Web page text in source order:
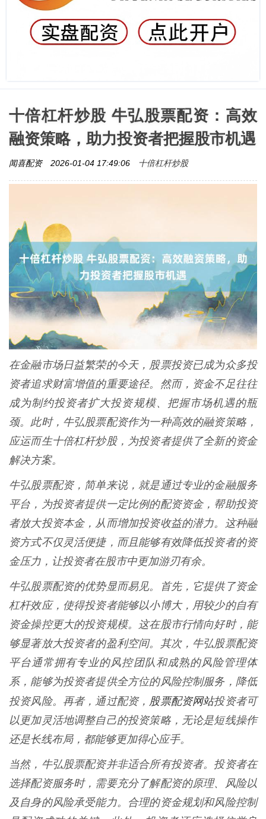
十倍杠杆炒股 牛弘股票配资：高效
融资策略，助力投资者把握股市机遇
闻喜配资 2026-01-04 17:49:06 十倍杠杆炒股
在金融市场日益繁荣的今天，股票投资已成为众多投
资者追求财富增值的重要途径。然而，资金不足往往
成为制约投资者扩大投资规模、把握市场机遇的瓶
颈。此时，牛弘股票配资作为一种高效的融资策略，
应运而生十倍杠杆炒股，为投资者提供了全新的资金
解决方案。
牛弘股票配资，简单来说，就是通过专业的金融服务
平台，为投资者提供一定比例的配资资金，帮助投资
者放大投资本金，从而增加投资收益的潜力。这种融
资方式不仅灵活便捷，而且能够有效降低投资者的资
金压力，让投资者在股市中更加游刃有余。
牛弘股票配资的优势显而易见。首先，它提供了资金
杠杆效应，使得投资者能够以小博大，用较少的自有
资金操控更大的投资规模。这在股市行情向好时，能
够显著放大投资者的盈利空间。其次，牛弘股票配资
平台通常拥有专业的风控团队和成熟的风险管理体
系，能够为投资者提供全方位的风险控制服务，降低
投资风险。再者，通过配资， 股票配资网站投资者可
以更加灵活地调整自己的投资策略，无论是短线操作
还是长线布局，都能够更加得心应手。
当然，牛弘股票配资并非适合所有投资者。投资者在
选择配资服务时，需要充分了解配资的原理、风险以
及自身的风险承受能力。合理的资金规划和风险控制